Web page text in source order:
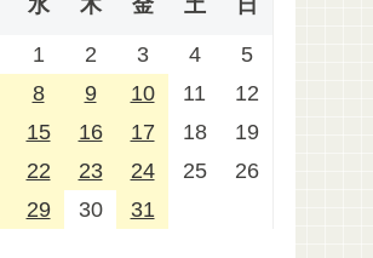
水 木 金 土 日
1 2 3 4
5
8 9 10 11
12
15 16 17 18
19
22 23 24 25
26
29 30 31